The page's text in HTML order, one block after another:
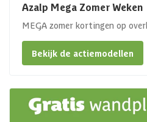
Azalp Mega Zomer Weken
MEGA zomer kortingen op
Bekijk de actiemodellen